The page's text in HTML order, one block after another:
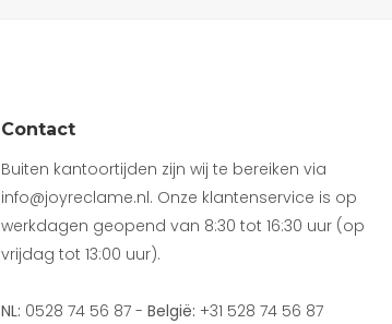
Contact
Buiten kantoortijden zijn wij te bereiken via
info@joyreclame.nl. Onze klantenservice is op
werkdagen geopend van 8:30 tot 16:30 uur (op
vrijdag tot 13:00 uur).
NL: 0528 74 56 87 - België: +31 528 74 56 87